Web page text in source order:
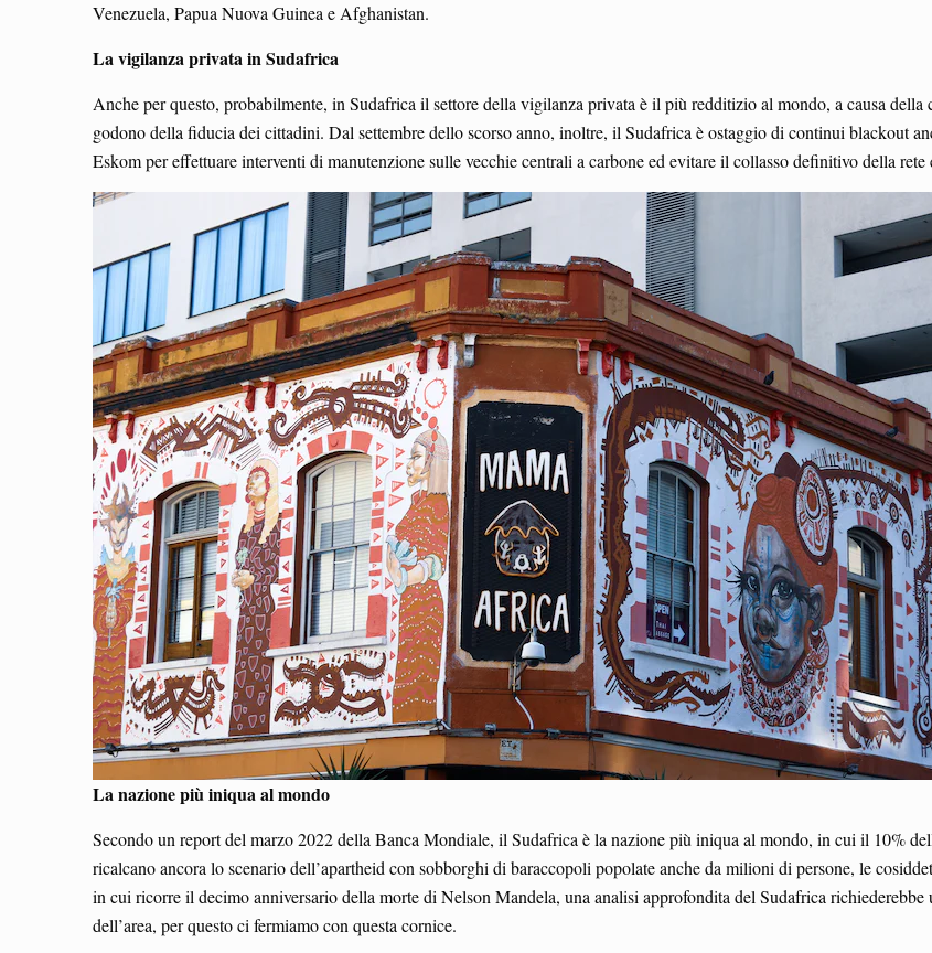
Venezuela, Papua Nuova Guinea e Afghanistan.
La vigilanza privata in Sudafrica
Anche per questo, probabilmente, in Sudafrica il settore della vigilanza privata è il più redditizio al mondo, a causa
godono della fiducia dei cittadini. Dal settembre dello scorso anno, inoltre, il Sudafrica è ostaggio di continui blackout
Eskom per effettuare interventi di manutenzione sulle vecchie centrali a carbone ed evitare il collasso definitivo della rete
La nazione più iniqua al mondo
Secondo un report del marzo 2022 della Banca Mondiale, il Sudafrica è la nazione più iniqua al mondo, in cui il 10%
ricalcano ancora lo scenario dell’apartheid con sobborghi di baraccopoli popolate anche da milioni di persone, le
in cui ricorre il decimo anniversario della morte di Nelson Mandela, una analisi approfondita del Sudafrica
dell’area, per questo ci fermiamo con questa cornice.